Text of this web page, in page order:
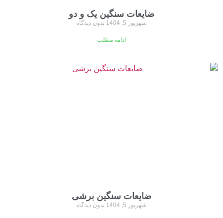
ضایعات سنگین یک و دو
شهریور 5, 1404 بدون دیدگاه
ادامه مطلب
ضایعات سنگین برشی
شهریور 5, 1404 بدون دیدگاه